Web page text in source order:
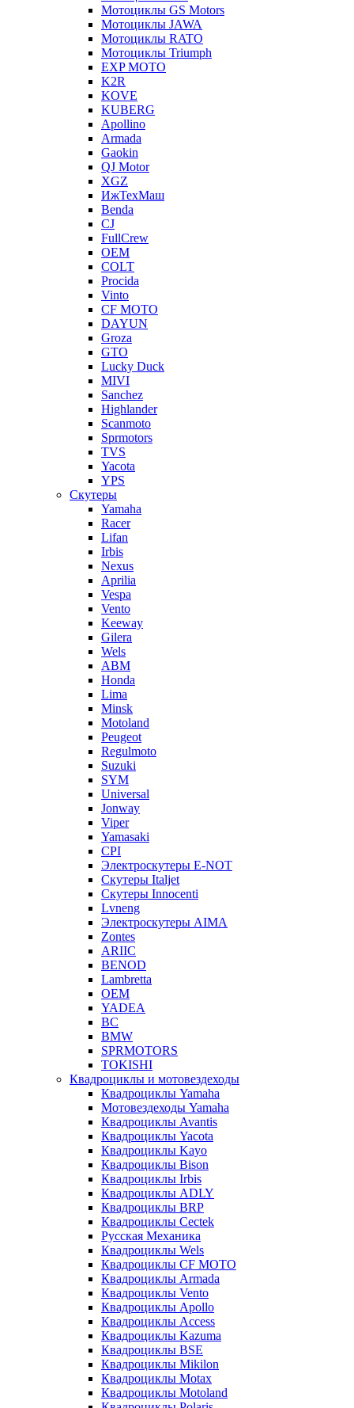
Мотоциклы GS Motors
Мотоциклы JAWA
Мотоциклы RATO
Мотоциклы Triumph
EXP MOTO
K2R
KOVE
KUBERG
Apollino
Armada
Gaokin
QJ Motor
XGZ
ИжТехМаш
Benda
CJ
FullCrew
OEM
COLT
Procida
Vinto
CF MOTO
DAYUN
Groza
GTO
Lucky Duck
MIVI
Sanchez
Highlander
Scanmoto
Sprmotors
TVS
Yacota
YPS
Скутеры
Yamaha
Racer
Lifan
Irbis
Nexus
Aprilia
Vespa
Vento
Keeway
Gilera
Wels
ABM
Honda
Lima
Minsk
Motoland
Peugeot
Regulmoto
Suzuki
SYM
Universal
Jonway
Viper
Yamasaki
CPI
Электроскутеры E-NOT
Скутеры Italjet
Скутеры Innocenti
Lvneng
Электроскутеры AIMA
Zontes
ARIIC
BENOD
Lambretta
OEM
YADEA
BC
BMW
SPRMOTORS
TOKISHI
Квадроциклы и мотовездеходы
Квадроциклы Yamaha
Мотовездеходы Yamaha
Квадроциклы Avantis
Квадроциклы Yacota
Квадроциклы Kayo
Квадроциклы Bison
Квадроциклы Irbis
Квадроциклы ADLY
Квадроциклы BRP
Квадроциклы Cectek
Русская Механика
Квадроциклы Wels
Квадроциклы CF MOTO
Квадроциклы Armada
Квадроциклы Vento
Квадроциклы Apollo
Квадроциклы Access
Квадроциклы Kazuma
Квадроциклы BSE
Квадроциклы Mikilon
Квадроциклы Motax
Квадроциклы Motoland